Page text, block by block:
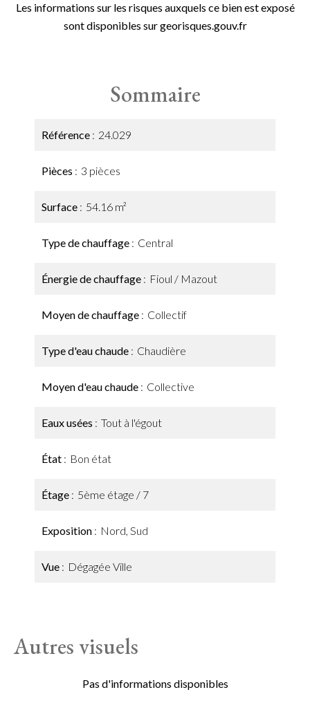
Les informations sur les risques auxquels ce bien est exposé
sont disponibles sur georisques.gouv.fr
Sommaire
Référence 24.029
Pièces 3 pièces
Surface 54.16 m²
Type de chauffage Central
Énergie de chauffage Fioul / Mazout
Moyen de chauffage Collectif
Type d'eau chaude Chaudière
Moyen d'eau chaude Collective
Eaux usées Tout à l'égout
État Bon état
Étage 5ème étage / 7
Exposition Nord, Sud
Vue Dégagée Ville
Autres visuels
Pas d'informations disponibles